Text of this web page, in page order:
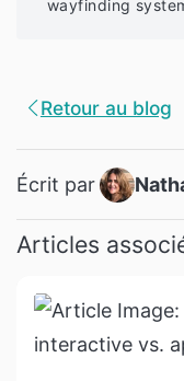
wayfinding
Retour au blog
Écrit par
Articles